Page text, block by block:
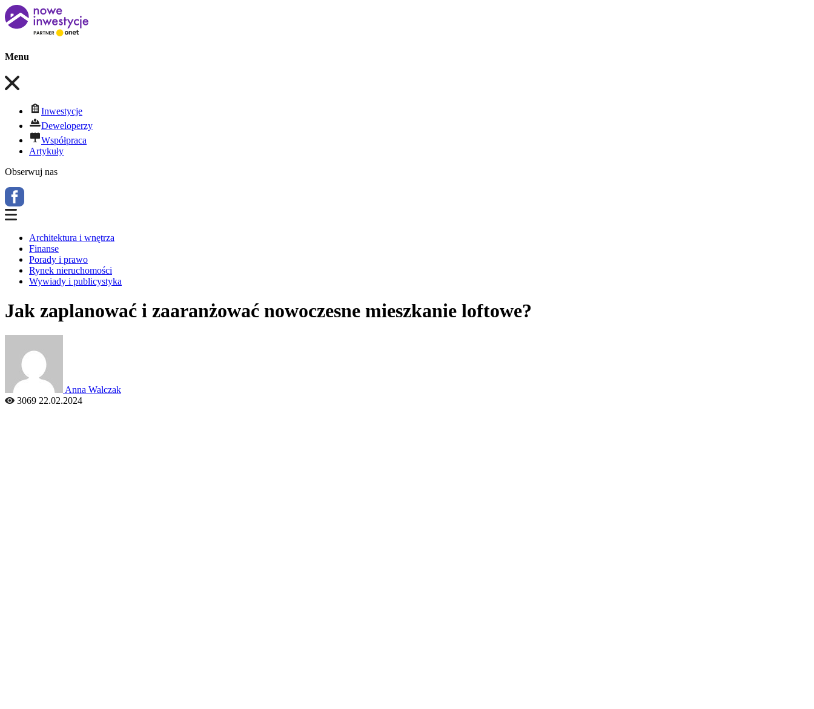
Menu
Inwestycje
Deweloperzy
Współpraca
Artykuły
Obserwuj nas
Architektura i wnętrza
Finanse
Porady i prawo
Rynek nieruchomości
Wywiady i publicystyka
Jak zaplanować i zaaranżować nowoczesne mieszkanie loftowe?
Anna Walczak
3069 22.02.2024